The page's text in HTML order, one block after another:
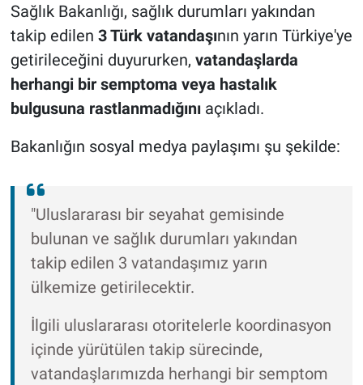
Sağlık Bakanlığı, sağlık durumları yakından
takip edilen 3 Türk vatandaşının yarın Türkiye'ye
getirileceğini duyururken, vatandaşlarda
herhangi bir semptoma veya hastalık
bulgusuna rastlanmadığınıaçıkladı.
Bakanlığın sosyal medya paylaşımı şu şekilde:
"Uluslararası bir seyahat gemisinde
bulunan ve sağlık durumları yakından
takip edilen 3 vatandaşımız yarın
ülkemize getirilecektir.
İlgili uluslararası otoritelerle koordinasyon
içinde yürütülen takip sürecinde,
vatandaşlarımızda herhangi bir semptom